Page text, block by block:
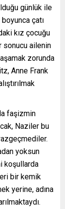
günlük ile
boyunca çatı
kız çocuğu
sonucu ailenin
zorunda
Anne Frank
faşizmin
Naziler bu
yoksun
koşullarda
bir kemik
yerine, adına